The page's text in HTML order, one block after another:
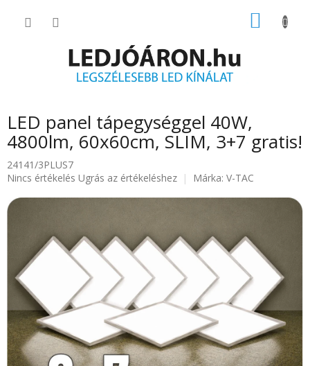
KOSÁR
LED panel tápegységgel 40W,
4800lm, 60x60cm, SLIM, 3+7 gratis!
24141/3PLUS7
A
átlagos
csillag.
Nincs értékelés Ugrás az értékeléshez Márka: V-TAC